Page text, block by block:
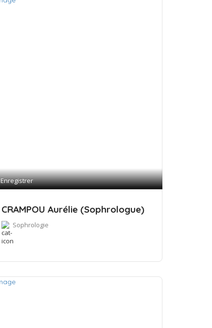
Enregistrer
CRAMPOU Aurélie (Sophrologue)
Sophrologie